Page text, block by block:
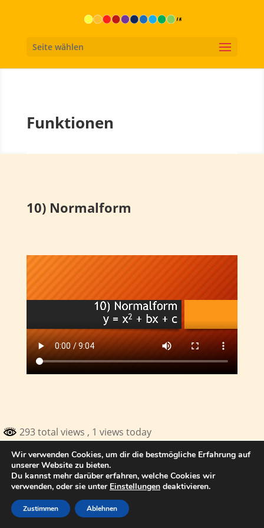
Seite wählen
Funktionen
10) Normalform
293 total views , 1 views today
© 2017 Thomas Kuhn Satteldorf
Wir verwenden Cookies, um dir die bestmögliche Erfahrung auf
unserer Website zu bieten.
Du kannst mehr darüber erfahren, welche Cookies wir
verwenden, oder sie unter Einstellungen deaktivieren.
Zustimmen Ablehnen